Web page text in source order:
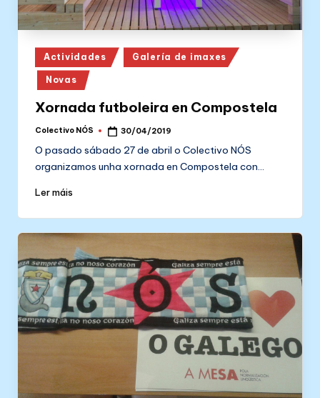
Posted
in
Actividades Galería de imaxes
Novas
Xornada futboleira en Compostela
Posted
Colectivo NÓS 30/04/2019
O pasado sábado 27 de abril o Colectivo NÓS
organizamos unha xornada en Compostela con…
Ler máis